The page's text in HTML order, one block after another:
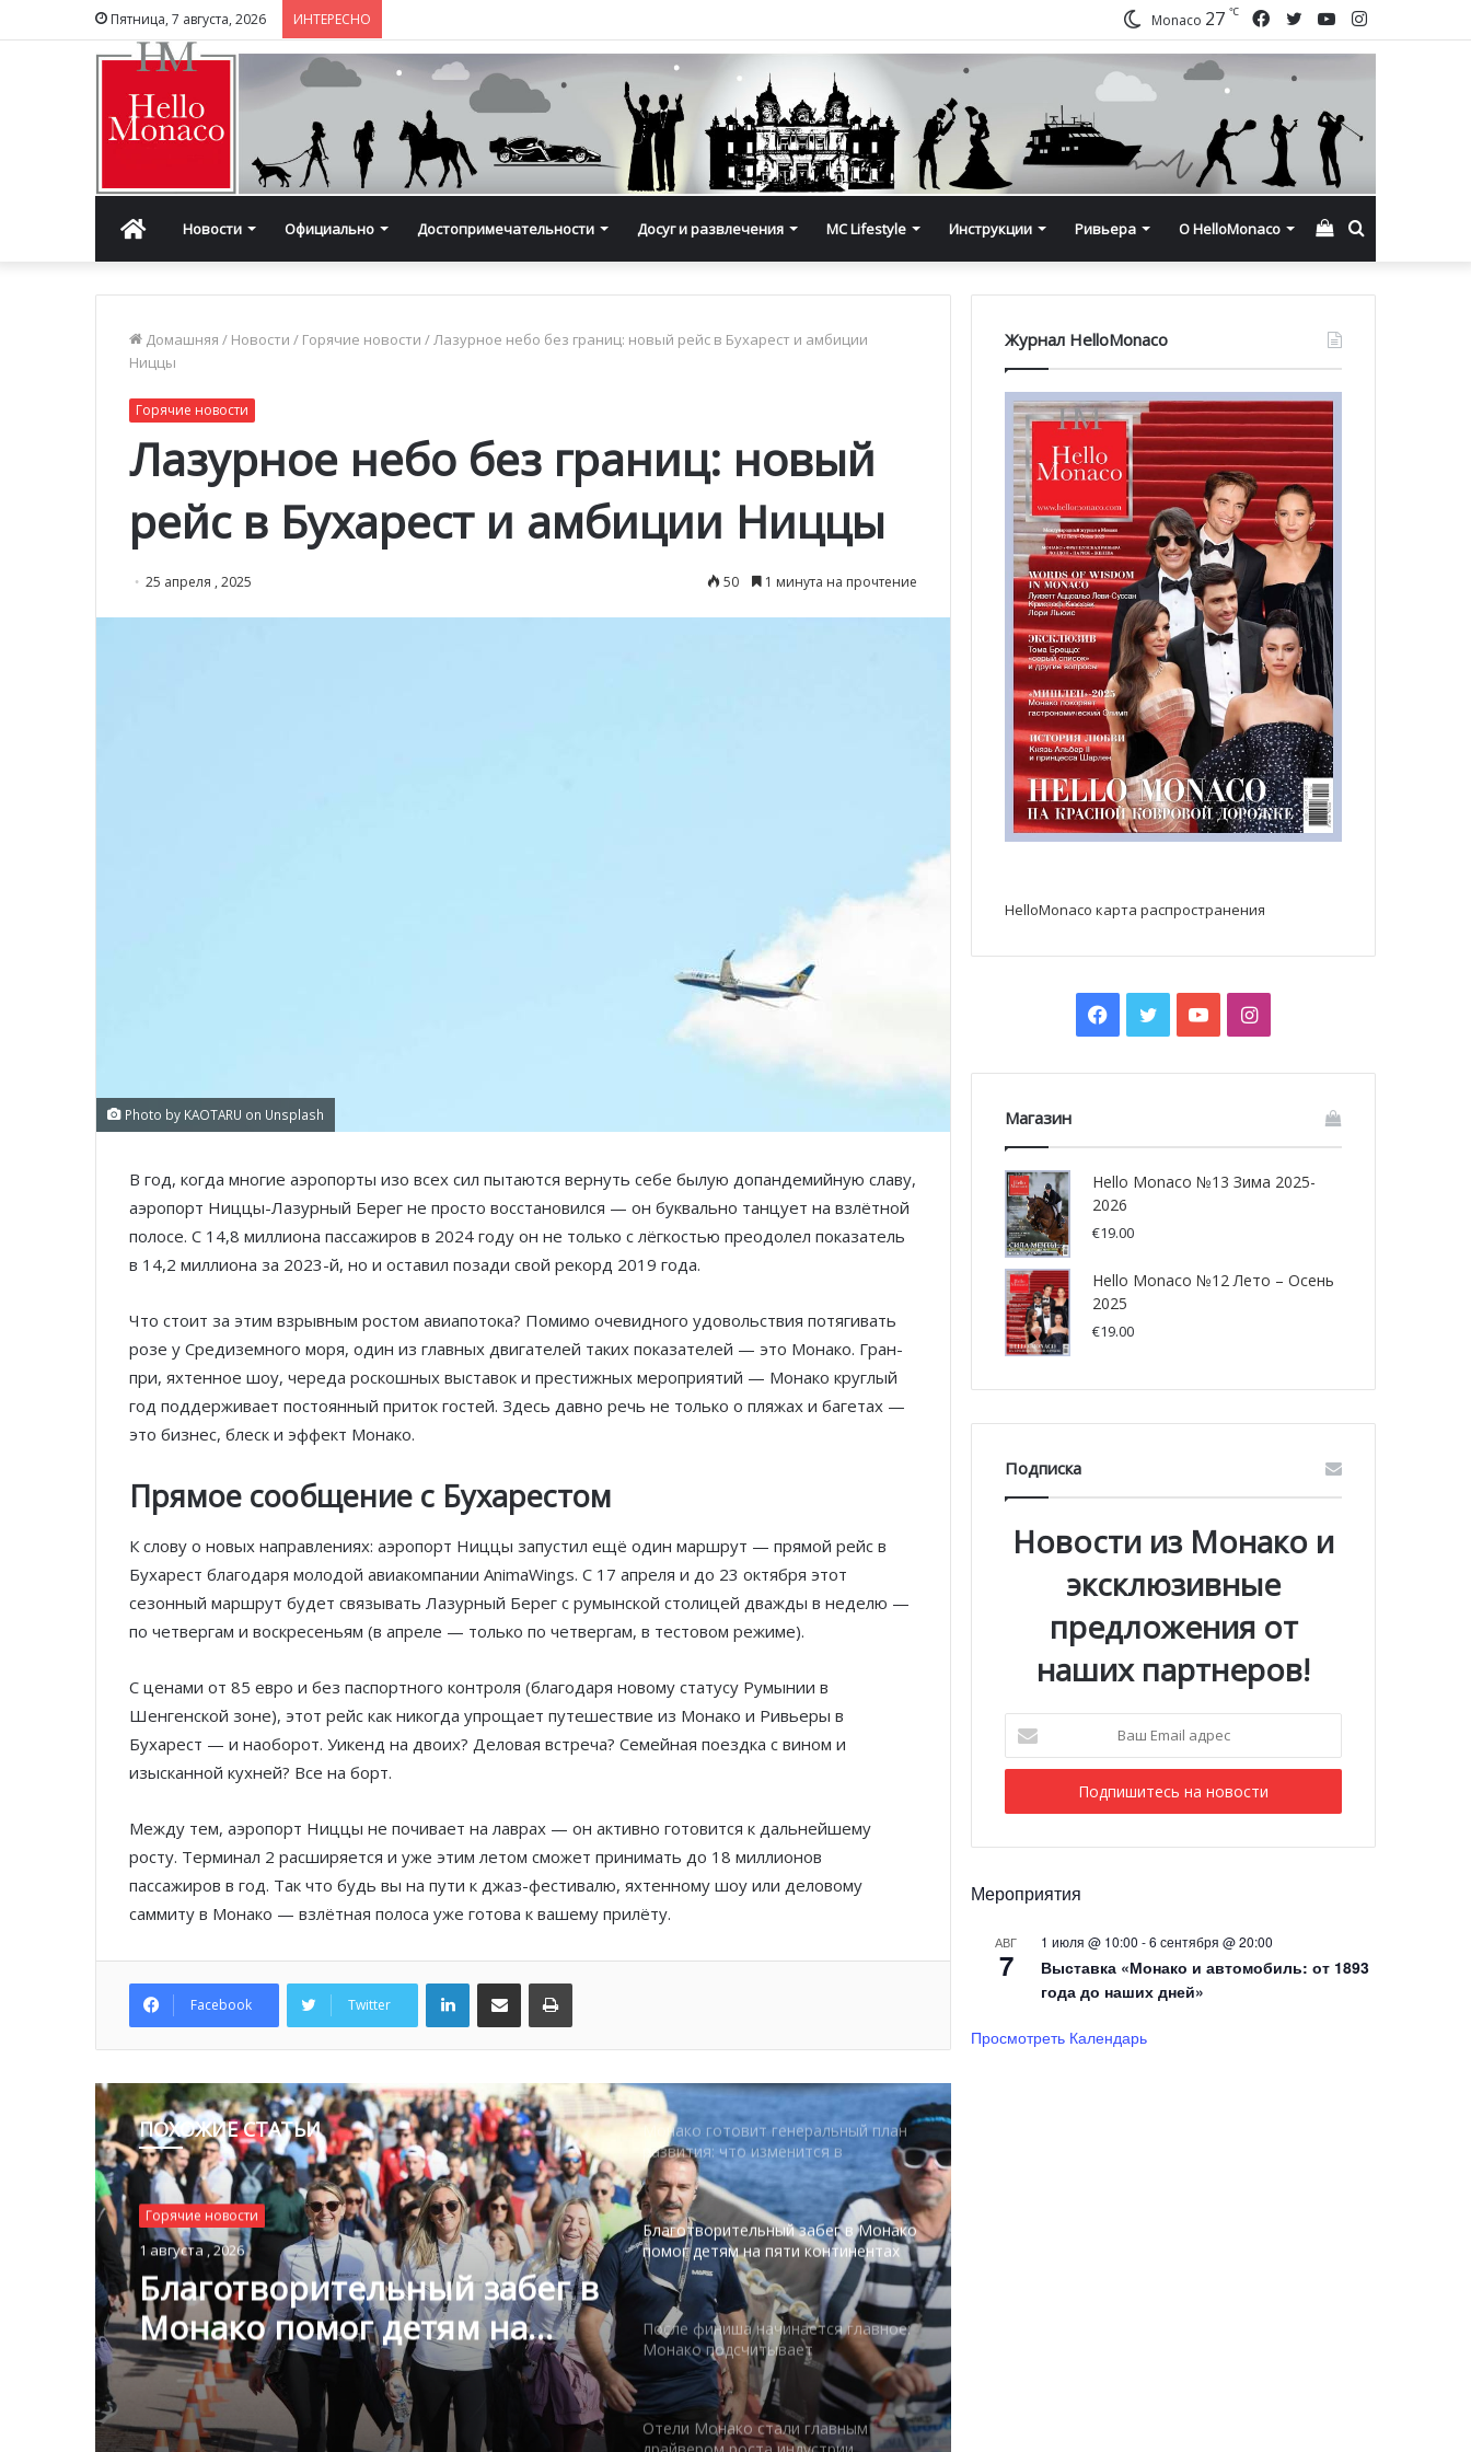
Пятница, 7 августа, 2026 ИНТЕРЕСНО Instagram
YouTube
Twitter
Facebook
Monaco 27 ℃
ГлавнаяНовости Официально Достопримечательности Досуг и развлечения MC Lifestyle Инструкции Ривьера О HelloMonaco Смотреть
корзину
Домашняя / Новости / Горячие новости /Лазурное небо без границ: новый рейс в Бухарест и амбиции
Ниццы
Горячие новости
Лазурное небо без границ: новый
рейс в Бухарест и амбиции Ниццы
25 апреля , 2025 50 1 минута на прочтение
Photo by KAOTARU on Unsplash
В год, когда многие аэропорты изо всех сил пытаются вернуть себе былую допандемийную славу,
аэропорт Ниццы-Лазурный Берег не просто восстановился — он буквально танцует на взлётной
полосе. С 14,8 миллиона пассажиров в 2024 году он не только с лёгкостью преодолел показатель
в 14,2 миллиона за 2023-й, но и оставил позади свой рекорд 2019 года.
Что стоит за этим взрывным ростом авиапотока? Помимо очевидного удовольствия потягивать
розе у Средиземного моря, один из главных двигателей таких показателей — это Монако. Гран-
при, яхтенное шоу, череда роскошных выставок и престижных мероприятий — Монако круглый
год поддерживает постоянный приток гостей. Здесь давно речь не только о пляжах и багетах —
это бизнес, блеск и эффект Монако.
Прямое сообщение с Бухарестом
К слову о новых направлениях: аэропорт Ниццы запустил ещё один маршрут — прямой рейс в
Бухарест благодаря молодой авиакомпании AnimaWings. С 17 апреля и до 23 октября этот
сезонный маршрут будет связывать Лазурный Берег с румынской столицей дважды в неделю —
по четвергам и воскресеньям (в апреле — только по четвергам, в тестовом режиме).
С ценами от 85 евро и без паспортного контроля (благодаря новому статусу Румынии в
Шенгенской зоне), этот рейс как никогда упрощает путешествие из Монако и Ривьеры в
Бухарест — и наоборот. Уикенд на двоих? Деловая встреча? Семейная поездка с вином и
изысканной кухней? Все на борт.
Между тем, аэропорт Ниццы не почивает на лаврах — он активно готовится к дальнейшему
росту. Терминал 2 расширяется и уже этим летом сможет принимать до 18 миллионов
пассажиров в год. Так что будь вы на пути к джаз-фестивалю, яхтенному шоу или деловому
саммиту в Монако — взлётная полоса уже готова к вашему прилёту.
Facebook Twitter
LinkedInПоделиться по электронной почте Распечатать
ПОХОЖИЕ СТАТЬИ
Горячие новости
1 августа , 2026
Благотворительный забег в
Монако помог детям на
пяти континентах
Шарлен посетили 77-й Бал
Красного Креста Монако
Шарль Леклер вновь в борьбе:
SBM и Be Safe Monaco продлили
партнёрство ради безопасных
В Монако раскрыли мошенничество
с драгоценностями на сумму свыше
€1 млн
От Нью-Йорка до Монако: BIG ART
усиливает безопасность крупных
Монако готовит генеральный план
развития: что изменится в
Княжестве
Благотворительный забег в Монако
помог детям на пяти континентах
После финиша начинается главное:
Монако подсчитывает
экономическую ценность Гран-при
Формулы-1
Отели Монако стали главным
Журнал HelloMonaco
HelloMonaco карта распространения
Facebook
TwitterYouTubeInstagram
Магазин
Hello Monaco №13 Зима 2025-
2026
€19.00
Hello Monaco №12 Лето – Осень
2025
€19.00
Подписка
Новости из Монако и
эксклюзивные
предложения от
наших партнеров!
Email
адрес
Мероприятия
АВГ
7
1 июля @ 10:00 -6 сентября @ 20:00
Выставка «Монако и автомобиль: от 1893
года до наших дней»
Просмотреть Календарь